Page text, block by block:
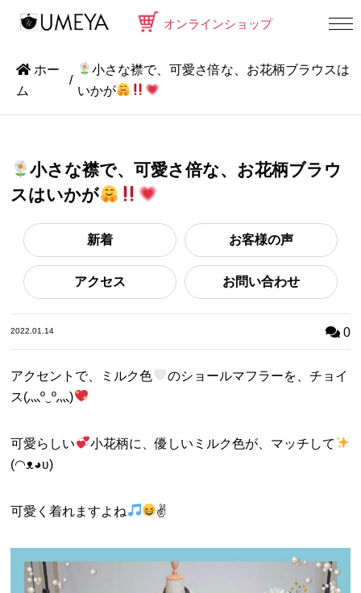
オンラインショップ
ホー
ム
小さな襟で、可愛さ倍な、お花柄ブラウスは
いかが
小さな襟で、可愛さ倍な、お花柄ブラウ
スはいかが
新着 お客様の声
アクセス お問い合わせ
2022.01.14 0
アクセントで、ミルク色
のショールマフラーを、チョイ
ス(灬º‿º灬)
可愛らしい
小花柄に、優しいミルク色が、マッチして
(◠ᴥ◕ʋ)
可愛く着れますよね ✌